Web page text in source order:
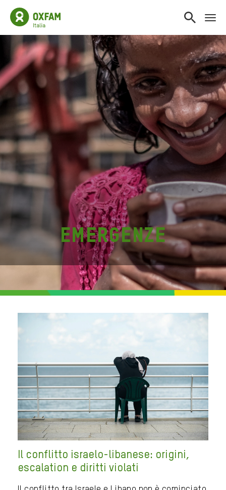
Emergenze
Il conflitto israelo-libanese: origini,
escalation e diritti violati